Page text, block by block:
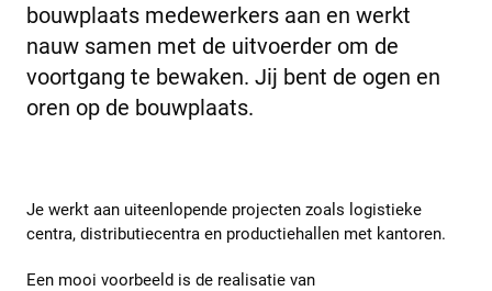
bouwplaats medewerkers aan en werkt
nauw samen met de uitvoerder om de
voortgang te bewaken. Jij bent de ogen en
oren op de bouwplaats.
Je werkt aan uiteenlopende projecten zoals logistieke
centra, distributiecentra en productiehallen met kantoren.
Een mooi voorbeeld is de realisatie van